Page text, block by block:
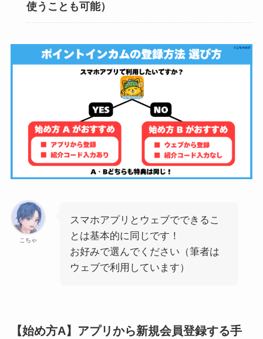
使うことも可能）
こちゃ
スマホアプリとウェブでできるこ
とは基本的に同じです！
お好みで選んでください（筆者は
ウェブで利用しています）
【始め方A】アプリから新規会員登録する手